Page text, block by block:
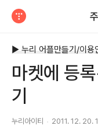
▶ 누리 어플만들기/이용
마켓에 등
기
누리아이티 2011. 12. 20.